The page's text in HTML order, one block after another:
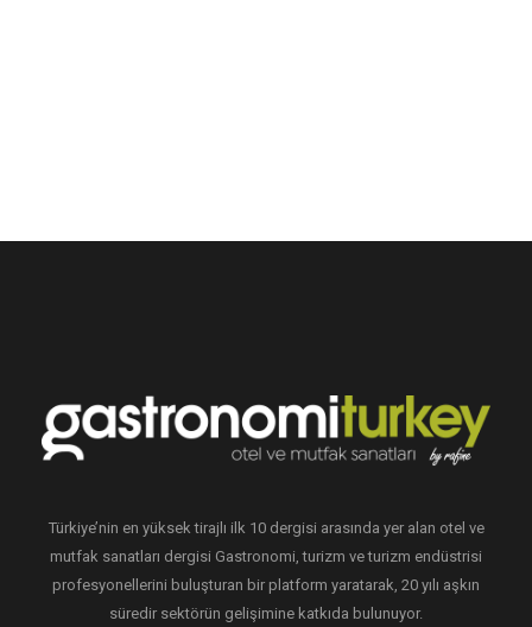
Türkiye’nin en yüksek tirajlı ilk 10 dergisi arasında yer alan otel ve
mutfak sanatları dergisi Gastronomi, turizm ve turizm endüstrisi
profesyonellerini buluşturan bir platform yaratarak, 20 yılı aşkın
süredir sektörün gelişimine katkıda bulunuyor.